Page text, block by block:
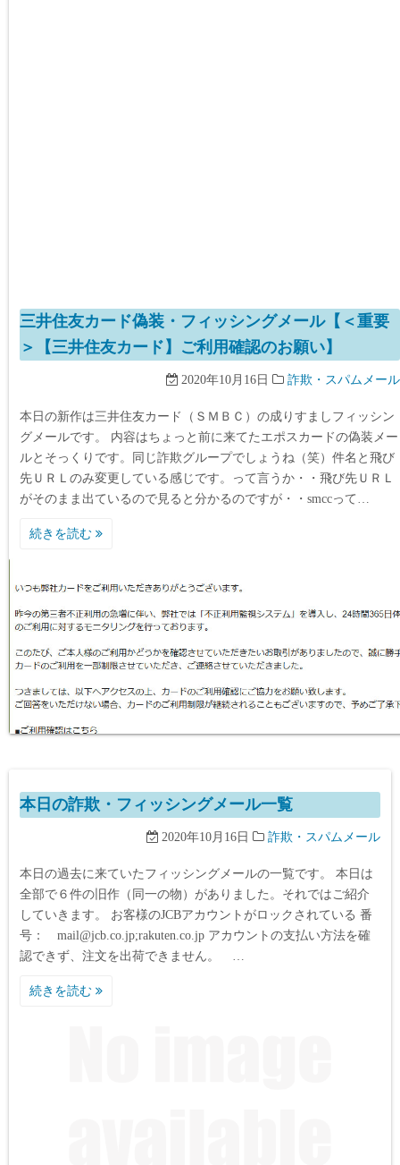
三井住友カード偽装・フィッシングメール【＜重要
＞【三井住友カード】ご利用確認のお願い】
2020年10月16日 詐欺・スパムメール
本日の新作は三井住友カード（ＳＭＢＣ）の成りすましフィッシン
グメールです。 内容はちょっと前に来てたエポスカードの偽装メー
ルとそっくりです。同じ詐欺グループでしょうね（笑）件名と飛び
先ＵＲＬのみ変更している感じです。って言うか・・飛び先ＵＲＬ
がそのまま出ているので見ると分かるのですが・・smccって…
続きを読む
本日の詐欺・フィッシングメール一覧
2020年10月16日 詐欺・スパムメール
本日の過去に来ていたフィッシングメールの一覧です。 本日は
全部で６件の旧作（同一の物）がありました。それではご紹介
していきます。 お客様のJCBアカウントがロックされている 番
号： mail@jcb.co.jp;rakuten.co.jp アカウントの支払い方法を確
認できず、注文を出荷できません。 …
続きを読む